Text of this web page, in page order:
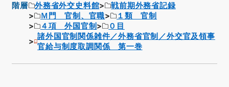
階層 外務省外交史料館
戦前期外務省記録
Ｍ門 官制、官職
１類 官制
４項 外国官制
０目
諸外国官制関係雑件／外務省官制／外交官及領事
官給与制度取調関係 第一巻